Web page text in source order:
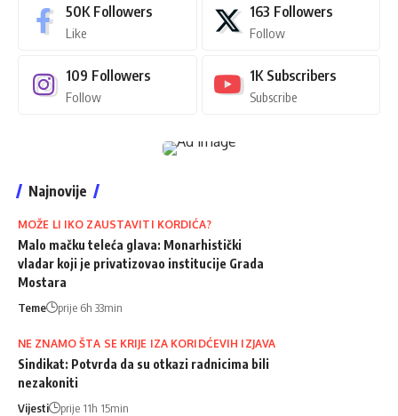
50K Followers
Like
163 Followers
Follow
109 Followers
Follow
1K Subscribers
Subscribe
Najnovije
MOŽE LI IKO ZAUSTAVITI KORDIĆA?
Malo mačku teleća glava: Monarhistički
vladar koji je privatizovao institucije Grada
Mostara
Teme prije 6h 33min
NE ZNAMO ŠTA SE KRIJE IZA KORIDĆEVIH IZJAVA
Sindikat: Potvrda da su otkazi radnicima bili
nezakoniti
Vijesti prije 11h 15min